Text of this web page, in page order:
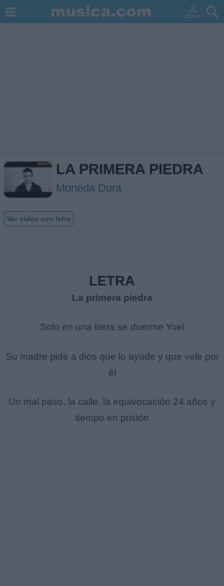
LA PRIMERA PIEDRA
Moneda Dura
Ver vídeo con letra
LETRA
La primera piedra
Solo en una litera se duerme Yoel
Su madre pide a dios que lo ayude y que vele por
él
Un mal paso, la calle, la equivocación 24 años y
tiempo en prisión